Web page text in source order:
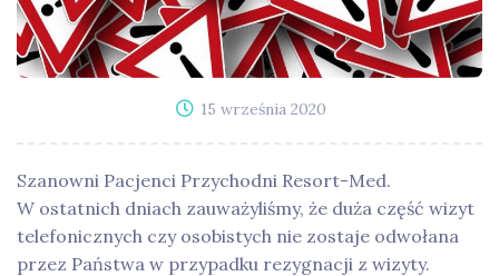
15 września 2020
Szanowni Pacjenci Przychodni Resort-Med.
W ostatnich dniach zauważyliśmy, że duża część wizyt
telefonicznych czy osobistych nie zostaje odwołana
przez Państwa w przypadku rezygnacji z wizyty.